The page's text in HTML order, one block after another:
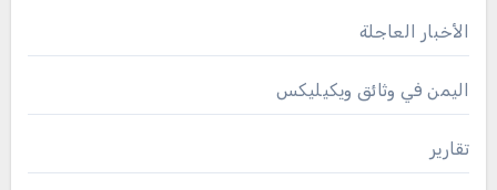
الأخبار العاجلة
اليمن في وثائق ويكيليكس
تقارير